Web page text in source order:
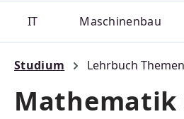
IT Maschinenbau
Studium Lehrbuch Themen
Mathematik